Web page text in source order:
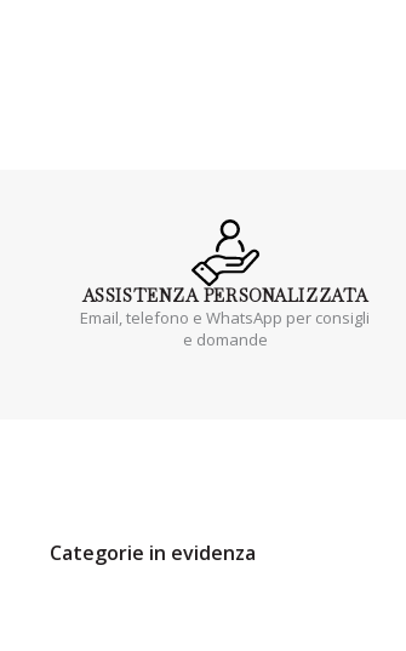
ASSISTENZAPERSONALIZZATA
Email, telefono e WhatsApp per consigli
e domande
Categorie in evidenza